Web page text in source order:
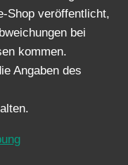
Shop veröffentlicht,
bei
kommen.
Angaben des